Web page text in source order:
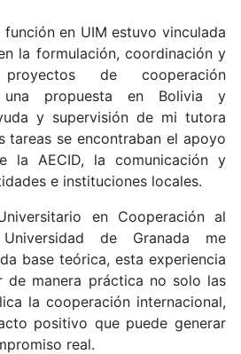
en UIM estuvo vinculada
la formulación, coordinación y
de cooperación
una propuesta en Bolivia y
y supervisión de mi tutora
tareas se encontraban el apoyo
la AECID, la comunicación y
e instituciones locales.
en Cooperación al
de Granada me
base teórica, esta experiencia
de manera práctica no solo las
la cooperación internacional,
positivo que puede generar
real.